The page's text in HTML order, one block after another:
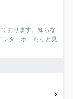
おります。知らな
ンターホ... もっと見